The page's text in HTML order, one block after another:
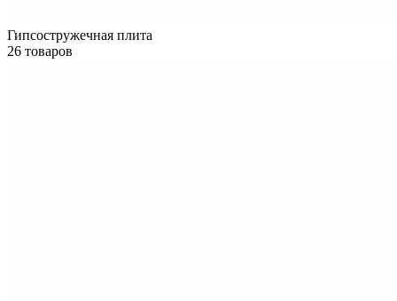
Гипсостружечная плита
26 товаров